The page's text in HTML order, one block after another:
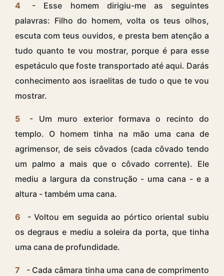
4
- Esse homem dirigiu-me as seguintes
palavras: Filho do homem, volta os teus olhos,
escuta com teus ouvidos, e presta bem atenção a
tudo quanto te vou mostrar, porque é para esse
espetáculo que foste transportado até aqui. Darás
conhecimento aos israelitas de tudo o que te vou
mostrar.
5
- Um muro exterior formava o recinto do
templo. O homem tinha na mão uma cana de
agrimensor, de seis côvados (cada côvado tendo
um palmo a mais que o côvado corrente). Ele
mediu a largura da construção - uma cana - e a
altura - também uma cana.
6
- Voltou em seguida ao pórtico oriental subiu
os degraus e mediu a soleira da porta, que tinha
uma cana de profundidade.
7
- Cada câmara tinha uma cana de comprimento